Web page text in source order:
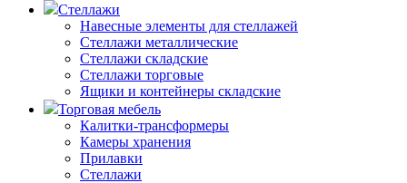
Стеллажи
Навесные элементы для стеллажей
Стеллажи металлические
Стеллажи складские
Стеллажи торговые
Ящики и контейнеры складские
Торговая мебель
Калитки-трансформеры
Камеры хранения
Прилавки
Стеллажи